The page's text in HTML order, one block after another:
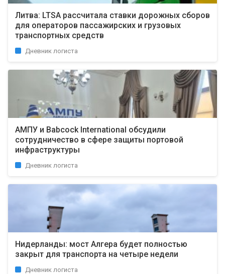
Литва: LTSA рассчитала ставки дорожных сборов
для операторов пассажирских и грузовых
транспортных средств
Дневник логиста
АМПУ и Babcock International обсудили
сотрудничество в сфере защиты портовой
инфраструктуры
Дневник логиста
Нидерланды: мост Алгера будет полностью
закрыт для транспорта на четыре недели
Дневник логиста